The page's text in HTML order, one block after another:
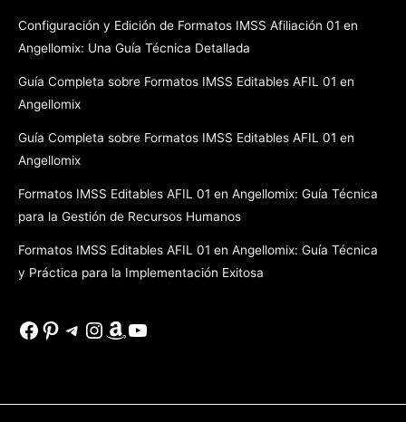
Configuración y Edición de Formatos IMSS Afiliación 01 en
Angellomix: Una Guía Técnica Detallada
Guía Completa sobre Formatos IMSS Editables AFIL 01 en
Angellomix
Guía Completa sobre Formatos IMSS Editables AFIL 01 en
Angellomix
Formatos IMSS Editables AFIL 01 en Angellomix: Guía Técnica
para la Gestión de Recursos Humanos
Formatos IMSS Editables AFIL 01 en Angellomix: Guía Técnica
y Práctica para la Implementación Exitosa
Facebook
Pinterest
Telegram
Instagram
Amazon
YouTube